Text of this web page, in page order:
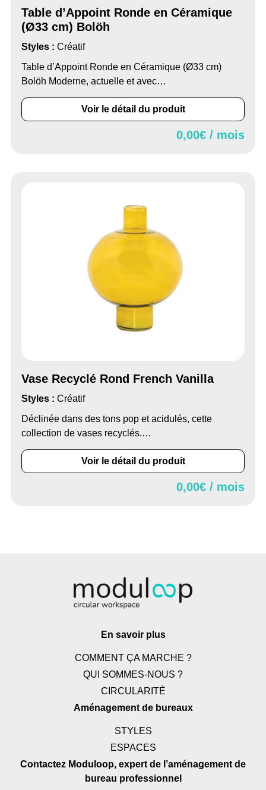
Table d’Appoint Ronde en Céramique
(Ø33 cm) Bolöh
Styles : Créatif
Table d’Appoint Ronde en Céramique (Ø33 cm)
Bolöh Moderne, actuelle et avec…
0,00€ / mois
Voir le détail du produit
Vase Recyclé Rond French Vanilla
Styles : Créatif
Déclinée dans des tons pop et acidulés, cette
collection de vases recyclés.…
0,00€ / mois
Voir le détail du produit
En savoir plus
COMMENT ÇA MARCHE ?
QUI SOMMES-NOUS ?
CIRCULARITÉ
Aménagement de bureaux
STYLES
ESPACES
Contactez Moduloop, expert de l’aménagement de
bureau professionnel